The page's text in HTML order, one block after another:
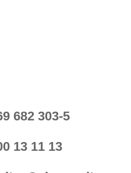
682 303-5
13 11 13